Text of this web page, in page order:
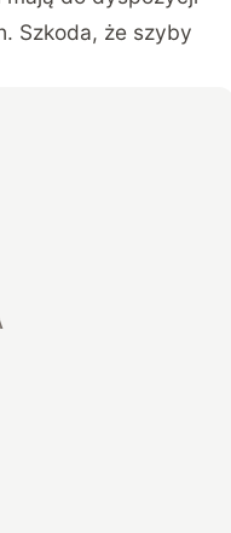
Szkoda, że szyby